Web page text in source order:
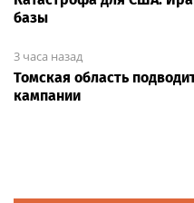
базы
3 часа назад
Томская область
кампании